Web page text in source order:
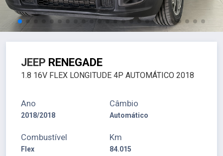
JEEP RENEGADE
1.8 16V FLEX LONGITUDE 4P AUTOMÁTICO 2018
Ano
2018/2018
Câmbio
Automático
Combustível
Flex
Km
84.015